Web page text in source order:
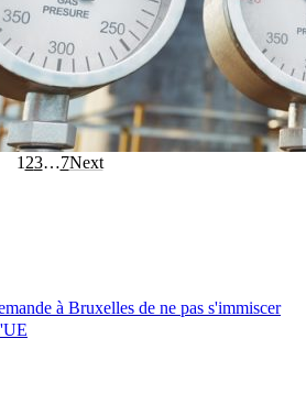
1 23…7Next
à Bruxelles de ne pas s'immiscer